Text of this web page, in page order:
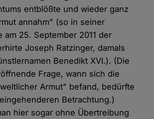
entblößte und wieder ganz
annahm" (so in seiner
am 25. September 2011 der
Joseph Ratzinger, damals
Benedikt XVI.). (Die
Frage, wann sich die
Armut" befand, bedürfte
Betrachtung.)
hier sogar ohne Übertreibung